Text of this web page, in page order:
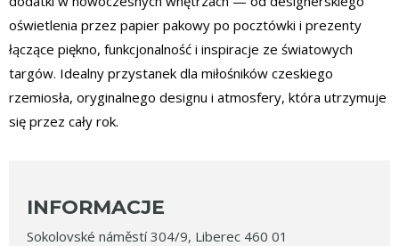
oświetlenia przez papier pakowy po pocztówki i prezenty
łączące piękno, funkcjonalność i inspiracje ze światowych
targów. Idealny przystanek dla miłośników czeskiego
rzemiosła, oryginalnego designu i atmosfery, która utrzymuje
się przez cały rok.
INFORMACJE
Sokolovské náměstí 304/9, Liberec 460 01